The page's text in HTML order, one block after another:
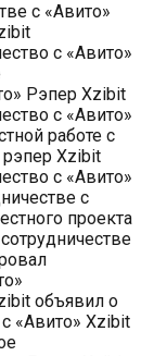
с «Авито»
с «Авито»
Рэпер Xzibit
с «Авито»
работе с
Xzibit
с «Авито»
с
проекта
объявил о
«Авито» Xzibit